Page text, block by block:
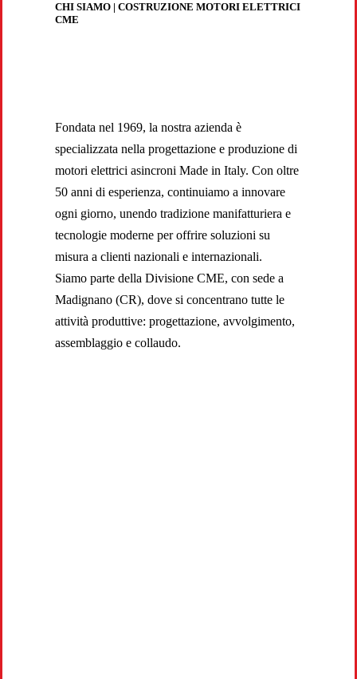
CHI SIAMO | COSTRUZIONE MOTORI ELETTRICI
CME
Fondata nel 1969, la nostra azienda è
specializzata nella progettazione e produzione di
motori elettrici asincroni Made in Italy. Con oltre
50 anni di esperienza, continuiamo a innovare
ogni giorno, unendo tradizione manifatturiera e
tecnologie moderne per offrire soluzioni su
misura a clienti nazionali e internazionali.
Siamo parte della Divisione CME, con sede a
Madignano (CR), dove si concentrano tutte le
attività produttive: progettazione, avvolgimento,
assemblaggio e collaudo.